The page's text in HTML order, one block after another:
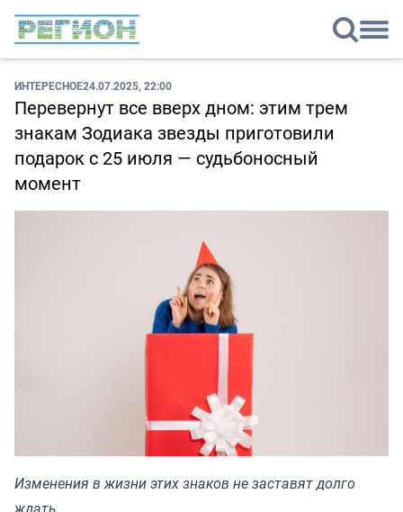
ИНТЕРЕСНОЕ24.07.2025, 22:00
Перевернут все вверх дном: этим трем
знакам Зодиака звезды приготовили
подарок с 25 июля — судьбоносный
момент
Изменения в жизни этих знаков не заставят долго